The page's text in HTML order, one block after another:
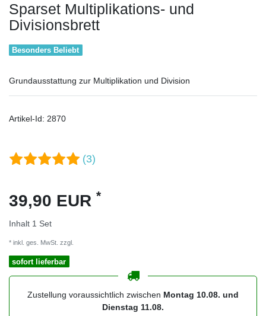
Sparset Multiplikations- und
Divisionsbrett
Besonders Beliebt
Grundausstattung zur Multiplikation und Division
Artikel-Id: 2870
(3)
39,90 EUR *
Inhalt 1 Set
* inkl. ges. MwSt. zzgl.
sofort lieferbar
Zustellung voraussichtlich zwischen Montag 10.08. und
Dienstag 11.08.